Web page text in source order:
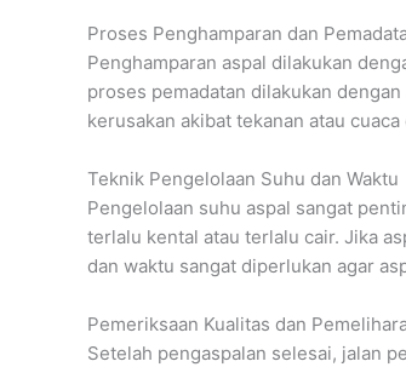
Proses Penghamparan dan
Penghamparan aspal dilakukan
proses pemadatan dilakukan
kerusakan akibat tekanan atau
Teknik Pengelolaan Suhu dan Waktu
Pengelolaan suhu aspal sangat
terlalu kental atau terlalu cair. Jika
dan waktu sangat diperlukan agar
Pemeriksaan Kualitas dan
Setelah pengaspalan selesai, jalan